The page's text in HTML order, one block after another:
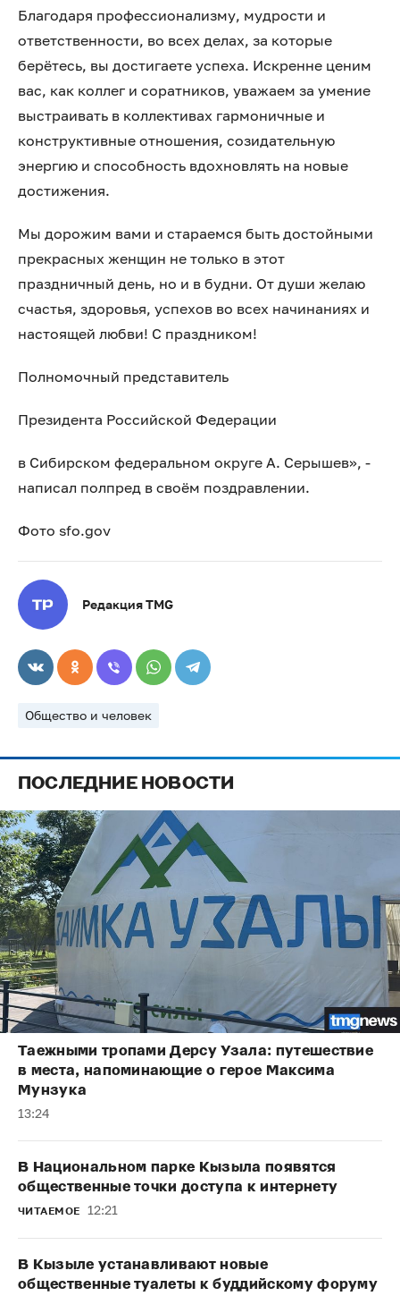
Благодаря профессионализму, мудрости и
ответственности, во всех делах, за которые
берётесь, вы достигаете успеха. Искренне ценим
вас, как коллег и соратников, уважаем за умение
выстраивать в коллективах гармоничные и
конструктивные отношения, созидательную
энергию и способность вдохновлять на новые
достижения.
Мы дорожим вами и стараемся быть достойными
прекрасных женщин не только в этот
праздничный день, но и в будни. От души желаю
счастья, здоровья, успехов во всех начинаниях и
настоящей любви! С праздником!
Полномочный представитель
Президента Российской Федерации
в Сибирском федеральном округе А. Серышев», -
написал полпред в своём поздравлении.
Фото sfo.gov
Редакция TMG
Общество и человек
ПОСЛЕДНИЕ НОВОСТИ
Таежными тропами Дерсу Узала: путешествие
в места, напоминающие о герое Максима
Мунзука
13:24
В Национальном парке Кызыла появятся
общественные точки доступа к интернету
ЧИТАЕМОЕ 12:21
В Кызыле устанавливают новые
общественные туалеты к буддийскому форуму